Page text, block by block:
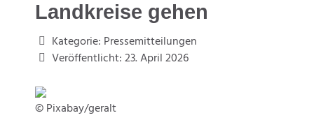
Landkreise gehen
Kategorie: Pressemitteilungen
Veröffentlicht: 23. April 2026
© Pixabay/geralt